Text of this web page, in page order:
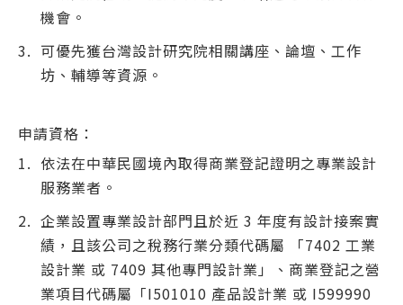
機會。
可優先獲台灣設計研究院相關講座、論壇、工作
坊、輔導等資源。
申請資格：
依法在中華民國境內取得商業登記證明之專業設計
服務業者。
企業設置專業設計部門且於近 3 年度有設計接案實
績，且該公司之稅務行業分類代碼屬 「7402 工業
設計業 或 7409 其他專門設計業」、商業登記之營
業項目代碼屬「I501010 產品設計業 或 I599990